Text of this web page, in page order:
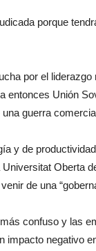
porque
por el
entonces Unión
guerra
y de
Oberta
de una
confuso y las
impacto negativo